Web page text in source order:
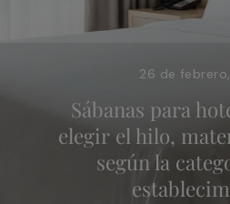
26 de
Sábanas para
elegir el hilo,
según la